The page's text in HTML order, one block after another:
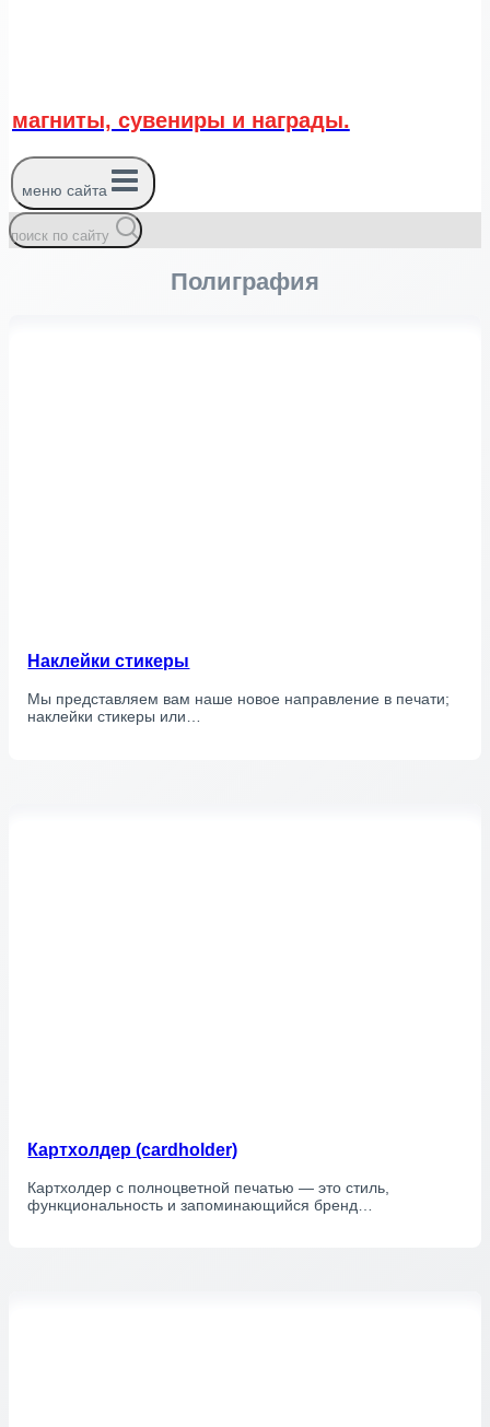
магниты, сувениры и награды.
меню сайта
поиск по сайту
Полиграфия
Наклейки стикеры
Мы представляем вам наше новое направление в печати;
наклейки стикеры или…
Картхолдер (cardholder)
Картхолдер с полноцветной печатью — это стиль,
функциональность и запоминающийся бренд…